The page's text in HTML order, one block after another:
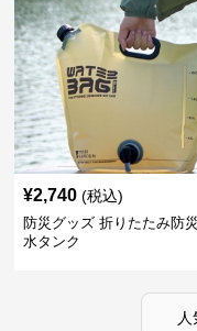
¥2,740 (税込)
防災グッズ 折りたたみ防
水タンク